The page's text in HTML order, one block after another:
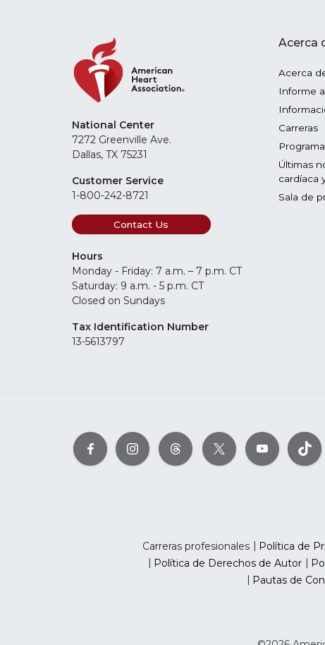
National Center
7272 Greenville Ave.
Dallas, TX 75231
Customer Service
1-800-242-8721
Contact Us
Hours
Monday - Friday: 7 a.m. – 7 p.m. CT
Saturday: 9 a.m. - 5 p.m. CT
Closed on Sundays
Tax Identification Number
13-5613797
Acerca
Acerca
Informe
Carreras
Últimas
cardíaca
Sala de
Carreras profesionales Política de
Política de Derechos de Autor
Pautas de